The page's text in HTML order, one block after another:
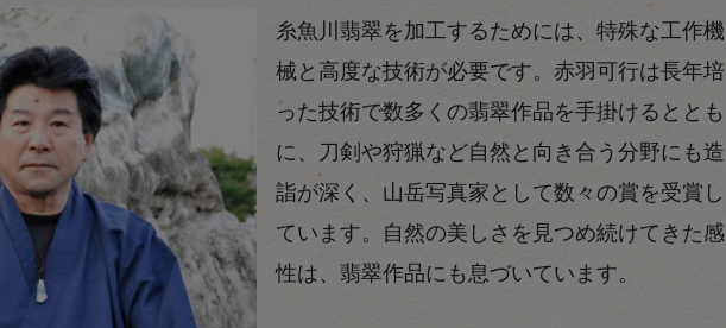
糸魚川翡翠を加工するためには、特殊な工作機
械と高度な技術が必要です。赤羽可行は長年培
った技術で数多くの翡翠作品を手掛けるととも
に、刀剣や狩猟など自然と向き合う分野にも造
詣が深く、山岳写真家として数々の賞を受賞し
ています。自然の美しさを見つめ続けてきた感
性は、翡翠作品にも息づいています。